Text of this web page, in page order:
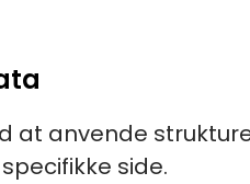
at anvende
side.